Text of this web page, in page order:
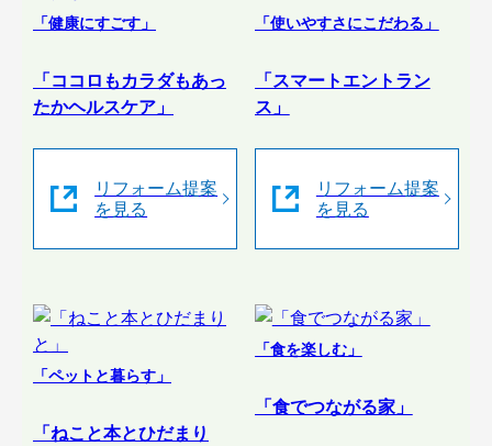
「健康にすごす」
「ココロもカラダもあっ
たかヘルスケア」
リフォーム提案
を見る
「使いやすさにこだわる」
「スマートエントラン
ス」
リフォーム提案
を見る
「ペットと暮らす」
「ねこと本とひだまり
「食を楽しむ」
「食でつながる家」